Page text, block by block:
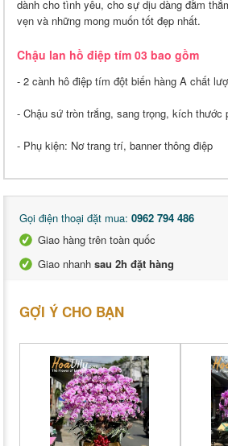
dành cho tình yêu, cho sự dịu dàng đằm
vẹn và những mong muốn tốt đẹp nhất.
Chậu lan hồ điệp tím 03 bao gồm
- 2 cành hô điệp tím đột biến hàng A chất
- Chậu sứ tròn trắng, sang trọng, kích thước
- Phụ kiện: Nơ trang trí, banner thông điệp
Gọi điện thoại đặt mua: 0962 794 486
Giao hàng trên toàn quốc
Giao nhanh sau 2h đặt hàng
GỢI Ý CHO BẠN